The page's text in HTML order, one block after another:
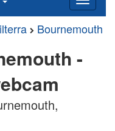
Bournemouth
-